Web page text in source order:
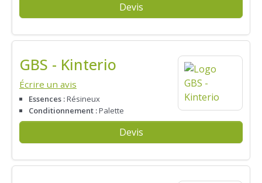
Devis
GBS - Kinterio
Écrire un avis
Essences :Résineux
Conditionnement :Palette
Devis